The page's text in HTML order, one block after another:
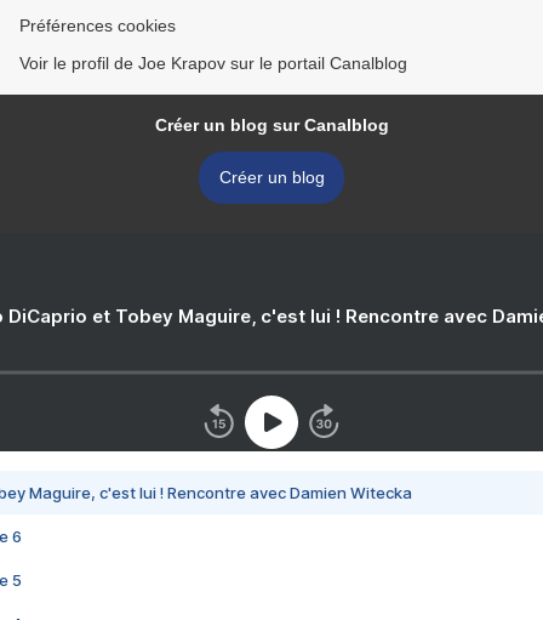
Préférences cookies
Voir le profil de Joe Krapov sur le portail Canalblog
Créer un blog sur Canalblog
Créer un blog
DiCaprio et Tobey Maguire, c'est lui ! Rencontre avec
Maguire, c'est lui ! Rencontre avec Damien Witecka
6
5